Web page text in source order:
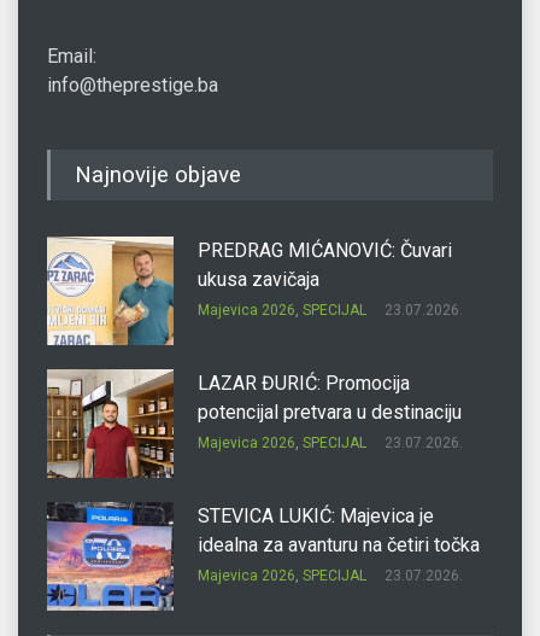
Email:
info@theprestige.ba
Najnovije objave
PREDRAG MIĆANOVIĆ: Čuvari
ukusa zavičaja
Majevica 2026, SPECIJAL 23.07.2026.
LAZAR ĐURIĆ: Promocija
potencijal pretvara u destinaciju
Majevica 2026, SPECIJAL 23.07.2026.
STEVICA LUKIĆ: Majevica je
idealna za avanturu na četiri točka
Majevica 2026, SPECIJAL 23.07.2026.